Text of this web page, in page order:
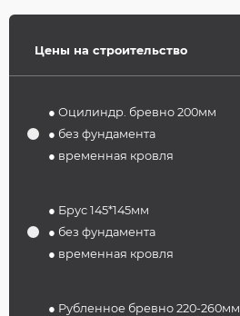
Цены на строительство
● Оцилиндр. бревно 200мм
● без фундамента
● временная кровля
● Брус 145*145мм
● без фундамента
● временная кровля
● Рубленное бревно 220-260мм